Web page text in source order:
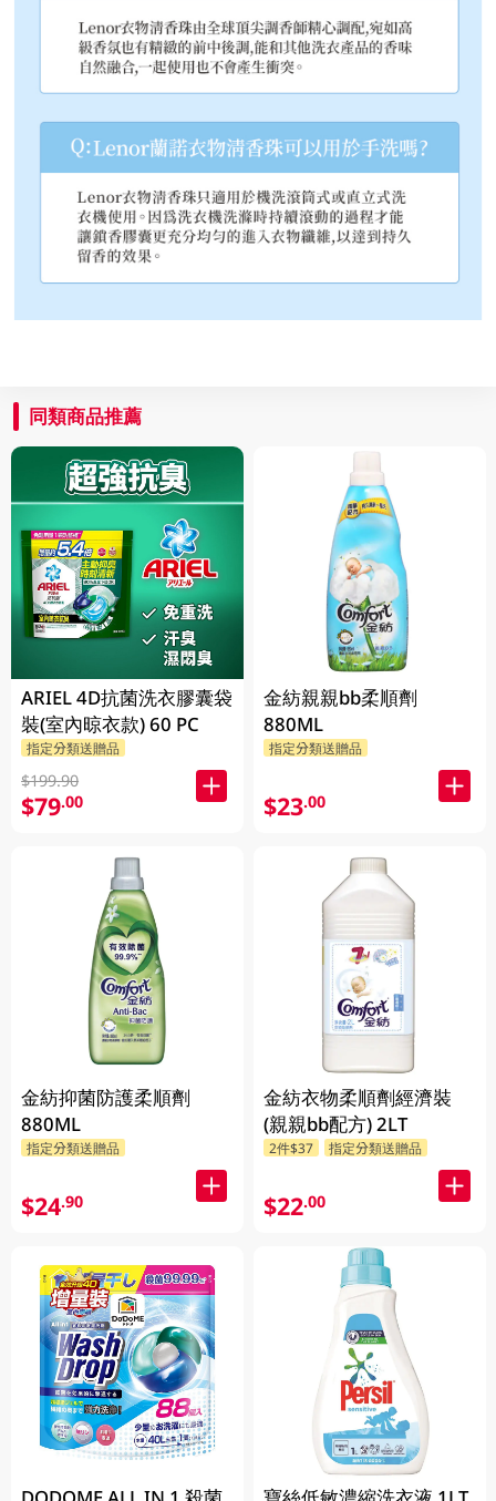
同類商品推薦
ARIEL 4D抗菌洗衣膠囊袋
裝(室內晾衣款) 60 PC
指定分類送贈品
$199.90
$79.00
金紡抑菌防護柔順劑
880ML
指定分類送贈品
$24.90
金紡親親bb柔順劑
880ML
指定分類送贈品
$23.00
金紡衣物柔順劑經濟裝
(親親bb配方) 2LT
2件$37 指定分類送贈品
$22.00